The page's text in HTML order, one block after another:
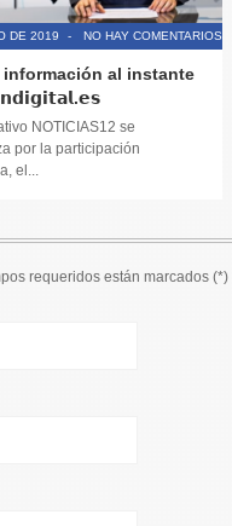
DE 2019 - NO HAY COMENTARIOS
información al instante
NOTICIAS12 se
por la participación
el...
requeridos están marcados (*)